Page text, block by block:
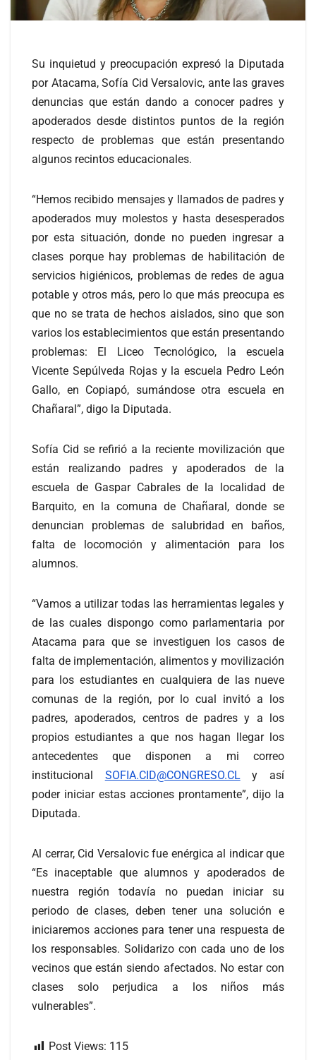
Su inquietud y preocupación expresó la Diputada
por Atacama, Sofía Cid Versalovic, ante las graves
denuncias que están dando a conocer padres y
apoderados desde distintos puntos de la región
respecto de problemas que están presentando
algunos recintos educacionales.
“Hemos recibido mensajes y llamados de padres y
apoderados muy molestos y hasta desesperados
por esta situación, donde no pueden ingresar a
clases porque hay problemas de habilitación de
servicios higiénicos, problemas de redes de agua
potable y otros más, pero lo que más preocupa es
que no se trata de hechos aislados, sino que son
varios los establecimientos que están presentando
problemas: El Liceo Tecnológico, la escuela
Vicente Sepúlveda Rojas y la escuela Pedro León
Gallo, en Copiapó, sumándose otra escuela en
Chañaral”, digo la Diputada.
Sofía Cid se refirió a la reciente movilización que
están realizando padres y apoderados de la
escuela de Gaspar Cabrales de la localidad de
Barquito, en la comuna de Chañaral, donde se
denuncian problemas de salubridad en baños,
falta de locomoción y alimentación para los
alumnos.
“Vamos a utilizar todas las herramientas legales y
de las cuales dispongo como parlamentaria por
Atacama para que se investiguen los casos de
falta de implementación, alimentos y movilización
para los estudiantes en cualquiera de las nueve
comunas de la región, por lo cual invitó a los
padres, apoderados, centros de padres y a los
propios estudiantes a que nos hagan llegar los
antecedentes que disponen a mi correo
institucional SOFIA.CID@CONGRESO.CLy así
poder iniciar estas acciones prontamente”, dijo la
Diputada.
Al cerrar, Cid Versalovic fue enérgica al indicar que
“Es inaceptable que alumnos y apoderados de
nuestra región todavía no puedan iniciar su
periodo de clases, deben tener una solución e
iniciaremos acciones para tener una respuesta de
los responsables. Solidarizo con cada uno de los
vecinos que están siendo afectados. No estar con
clases solo perjudica a los niños más
vulnerables”.
Post Views: 115